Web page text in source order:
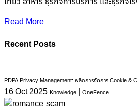
Read More
Recent Posts
PDPA Privacy Management: พลิกการจัดการ Cookie &
16 Oct 2025 Knowledge | OneFence